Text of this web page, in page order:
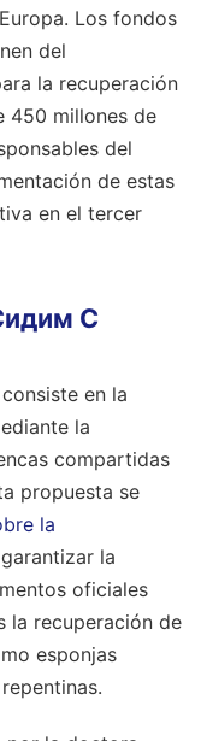
Los fondos
del
la recuperación
450 millones de
del
de estas
en el tercer
С
en la
la
compartidas
propuesta se
la
la
oficiales
la recuperación de
esponjas